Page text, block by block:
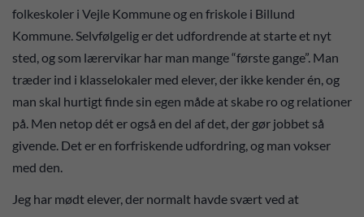
folkeskoler i Vejle Kommune og en friskole i Billund
Kommune. Selvfølgelig er det udfordrende at starte et nyt
sted, og som lærervikar har man mange “første gange”. Man
træder ind i klasselokaler med elever, der ikke kender én, og
man skal hurtigt finde sin egen måde at skabe ro og relationer
på. Men netop dét er også en del af det, der gør jobbet så
givende. Det er en forfriskende udfordring, og man vokser
med den.
Jeg har mødt elever, der normalt havde svært ved at